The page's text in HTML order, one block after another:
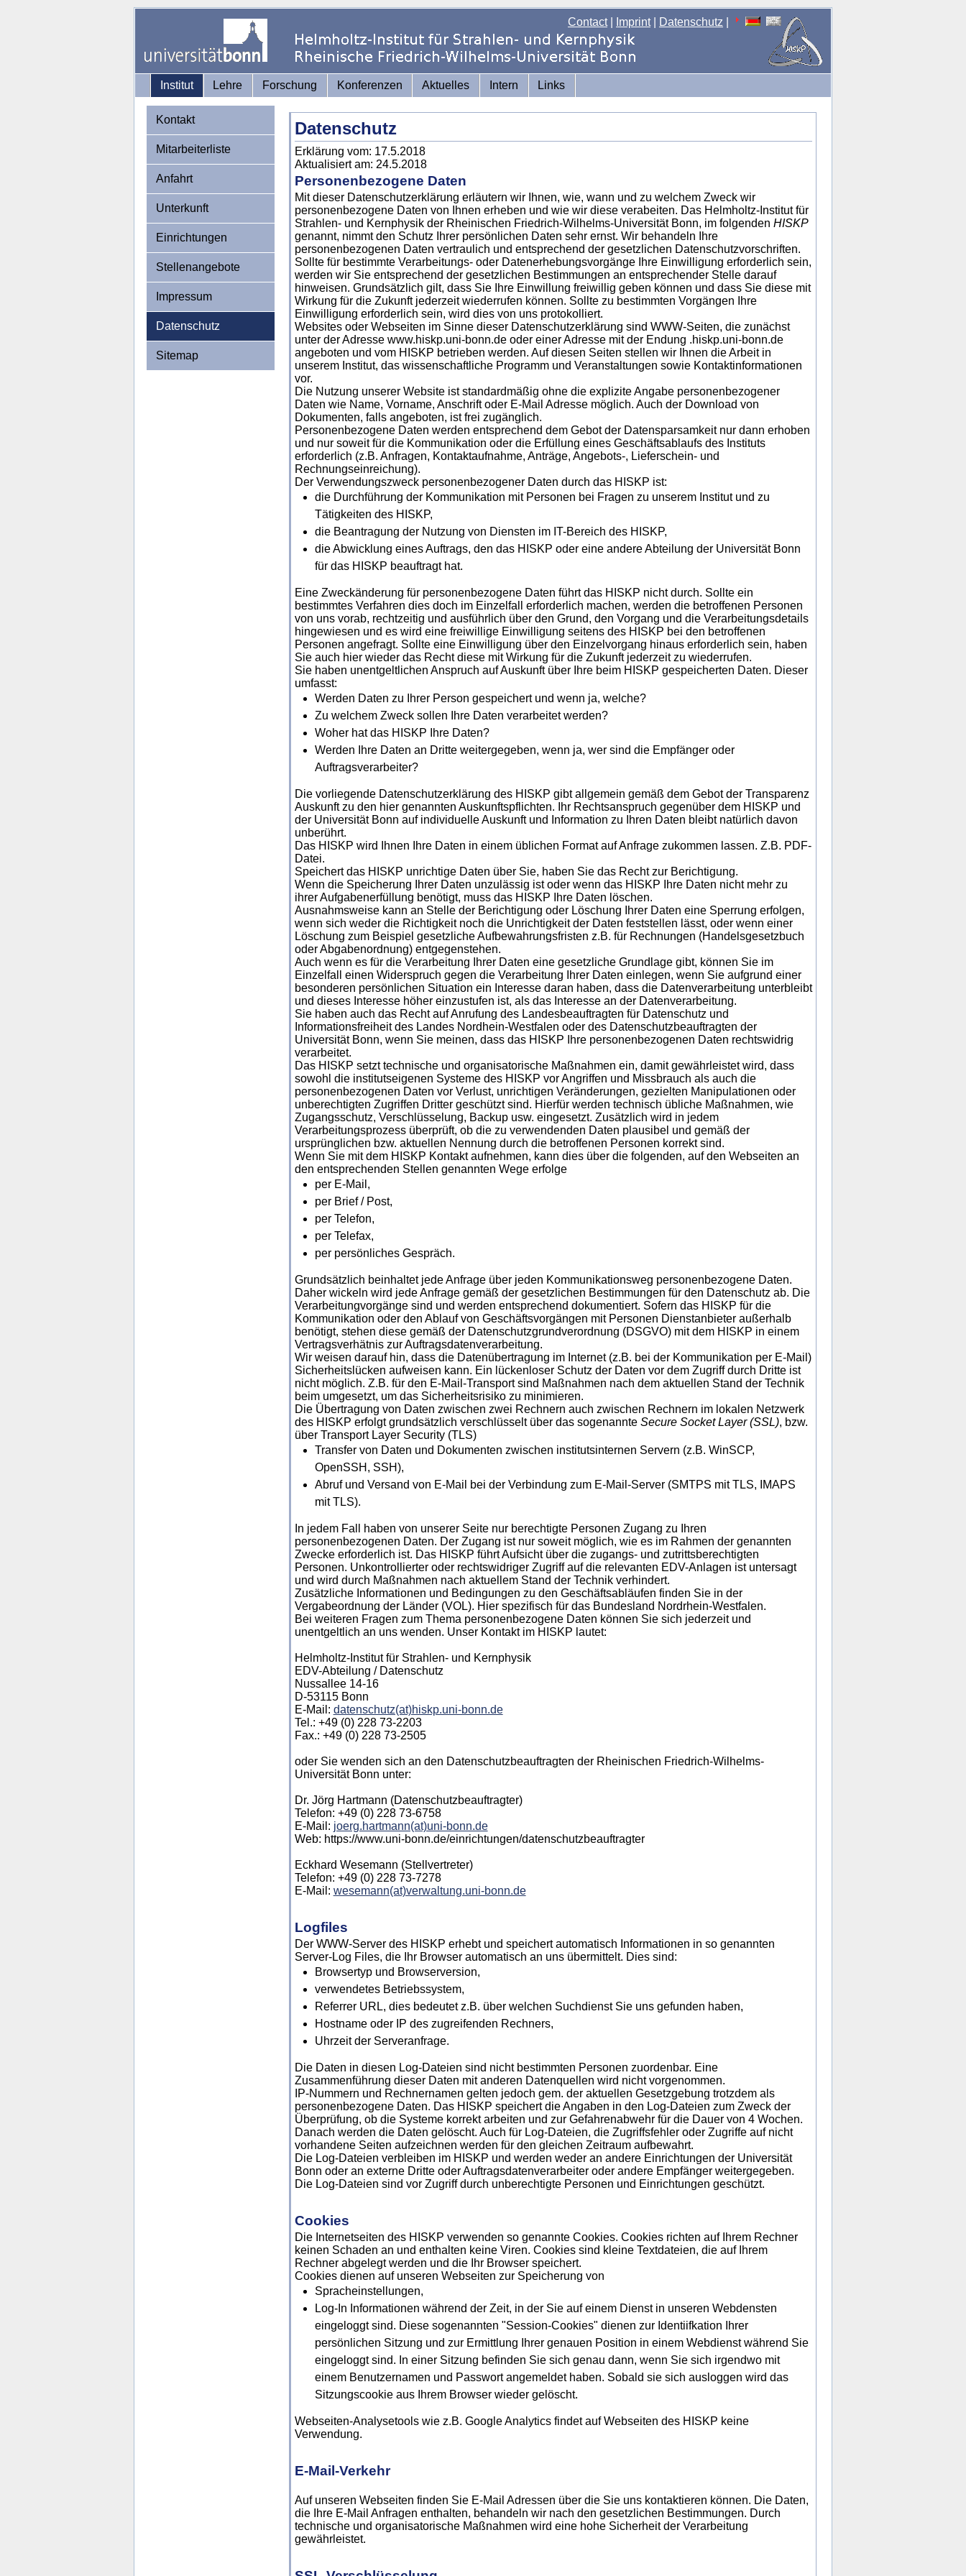
Contact| Imprint| Datenschutz
Institut Lehre Forschung Konferenzen Aktuelles Intern Links
Kontakt
Mitarbeiterliste
Anfahrt
Unterkunft
Einrichtungen
Stellenangebote
Impressum
Datenschutz
Sitemap
Datenschutz
Erklärung vom: 17.5.2018
Aktualisiert am: 24.5.2018
Personenbezogene Daten
Mit dieser Datenschutzerklärung erläutern wir Ihnen, wie, wann und zu welchem Zweck wir
personenbezogene Daten von Ihnen erheben und wie wir diese verabeiten. Das Helmholtz-Institut für
Strahlen- und Kernphysik der Rheinischen Friedrich-Wilhelms-Universität Bonn, im folgenden HISKP
genannt, nimmt den Schutz Ihrer persönlichen Daten sehr ernst. Wir behandeln Ihre
personenbezogenen Daten vertraulich und entsprechend der gesetzlichen Datenschutzvorschriften.
Sollte für bestimmte Verarbeitungs- oder Datenerhebungsvorgänge Ihre Einwilligung erforderlich sein,
werden wir Sie entsprechend der gesetzlichen Bestimmungen an entsprechender Stelle darauf
hinweisen. Grundsätzlich gilt, dass Sie Ihre Einwillung freiwillig geben können und dass Sie diese mit
Wirkung für die Zukunft jederzeit wiederrufen können. Sollte zu bestimmten Vorgängen Ihre
Einwilligung erforderlich sein, wird dies von uns protokolliert.
Websites oder Webseiten im Sinne dieser Datenschutzerklärung sind WWW-Seiten, die zunächst
unter der Adresse www.hiskp.uni-bonn.de oder einer Adresse mit der Endung .hiskp.uni-bonn.de
angeboten und vom HISKP betrieben werden. Auf diesen Seiten stellen wir Ihnen die Arbeit in
unserem Institut, das wissenschaftliche Programm und Veranstaltungen sowie Kontaktinformationen
vor.
Die Nutzung unserer Website ist standardmäßig ohne die explizite Angabe personenbezogener
Daten wie Name, Vorname, Anschrift oder E-Mail Adresse möglich. Auch der Download von
Dokumenten, falls angeboten, ist frei zugänglich.
Personenbezogene Daten werden entsprechend dem Gebot der Datensparsamkeit nur dann erhoben
und nur soweit für die Kommunikation oder die Erfüllung eines Geschäftsablaufs des Instituts
erforderlich (z.B. Anfragen, Kontaktaufnahme, Anträge, Angebots-, Lieferschein- und
Rechnungseinreichung).
Der Verwendungszweck personenbezogener Daten durch das HISKP ist:
die Durchführung der Kommunikation mit Personen bei Fragen zu unserem Institut und zu
Tätigkeiten des HISKP,
die Beantragung der Nutzung von Diensten im IT-Bereich des HISKP,
die Abwicklung eines Auftrags, den das HISKP oder eine andere Abteilung der Universität Bonn
für das HISKP beauftragt hat.
Eine Zweckänderung für personenbezogene Daten führt das HISKP nicht durch. Sollte ein
bestimmtes Verfahren dies doch im Einzelfall erforderlich machen, werden die betroffenen Personen
von uns vorab, rechtzeitig und ausführlich über den Grund, den Vorgang und die Verarbeitungsdetails
hingewiesen und es wird eine freiwillige Einwilligung seitens des HISKP bei den betroffenen
Personen angefragt. Sollte eine Einwilligung über den Einzelvorgang hinaus erforderlich sein, haben
Sie auch hier wieder das Recht diese mit Wirkung für die Zukunft jederzeit zu wiederrufen.
Sie haben unentgeltlichen Anspruch auf Auskunft über Ihre beim HISKP gespeicherten Daten. Dieser
umfasst:
Werden Daten zu Ihrer Person gespeichert und wenn ja, welche?
Zu welchem Zweck sollen Ihre Daten verarbeitet werden?
Woher hat das HISKP Ihre Daten?
Werden Ihre Daten an Dritte weitergegeben, wenn ja, wer sind die Empfänger oder
Auftragsverarbeiter?
Die vorliegende Datenschutzerklärung des HISKP gibt allgemein gemäß dem Gebot der Transparenz
Auskunft zu den hier genannten Auskunftspflichten. Ihr Rechtsanspruch gegenüber dem HISKP und
der Universität Bonn auf individuelle Auskunft und Information zu Ihren Daten bleibt natürlich davon
unberührt.
Das HISKP wird Ihnen Ihre Daten in einem üblichen Format auf Anfrage zukommen lassen. Z.B. PDF-
Datei.
Speichert das HISKP unrichtige Daten über Sie, haben Sie das Recht zur Berichtigung.
Wenn die Speicherung Ihrer Daten unzulässig ist oder wenn das HISKP Ihre Daten nicht mehr zu
ihrer Aufgabenerfüllung benötigt, muss das HISKP Ihre Daten löschen.
Ausnahmsweise kann an Stelle der Berichtigung oder Löschung Ihrer Daten eine Sperrung erfolgen,
wenn sich weder die Richtigkeit noch die Unrichtigkeit der Daten feststellen lässt, oder wenn einer
Löschung zum Beispiel gesetzliche Aufbewahrungsfristen z.B. für Rechnungen (Handelsgesetzbuch
oder Abgabenordnung) entgegenstehen.
Auch wenn es für die Verarbeitung Ihrer Daten eine gesetzliche Grundlage gibt, können Sie im
Einzelfall einen Widerspruch gegen die Verarbeitung Ihrer Daten einlegen, wenn Sie aufgrund einer
besonderen persönlichen Situation ein Interesse daran haben, dass die Datenverarbeitung unterbleibt
und dieses Interesse höher einzustufen ist, als das Interesse an der Datenverarbeitung.
Sie haben auch das Recht auf Anrufung des Landesbeauftragten für Datenschutz und
Informationsfreiheit des Landes Nordhein-Westfalen oder des Datenschutzbeauftragten der
Universität Bonn, wenn Sie meinen, dass das HISKP Ihre personenbezogenen Daten rechtswidrig
verarbeitet.
Das HISKP setzt technische und organisatorische Maßnahmen ein, damit gewährleistet wird, dass
sowohl die institutseigenen Systeme des HISKP vor Angriffen und Missbrauch als auch die
personenbezogenen Daten vor Verlust, unrichtigen Veränderungen, gezielten Manipulationen oder
unberechtigten Zugriffen Dritter geschützt sind. Hierfür werden technisch übliche Maßnahmen, wie
Zugangsschutz, Verschlüsselung, Backup usw. eingesetzt. Zusätzlich wird in jedem
Verarbeitungsprozess überprüft, ob die zu verwendenden Daten plausibel und gemäß der
ursprünglichen bzw. aktuellen Nennung durch die betroffenen Personen korrekt sind.
Wenn Sie mit dem HISKP Kontakt aufnehmen, kann dies über die folgenden, auf den Webseiten an
den entsprechenden Stellen genannten Wege erfolge
per E-Mail,
per Brief / Post,
per Telefon,
per Telefax,
per persönliches Gespräch.
Grundsätzlich beinhaltet jede Anfrage über jeden Kommunikationsweg personenbezogene Daten.
Daher wickeln wird jede Anfrage gemäß der gesetzlichen Bestimmungen für den Datenschutz ab. Die
Verarbeitungvorgänge sind und werden entsprechend dokumentiert. Sofern das HISKP für die
Kommunikation oder den Ablauf von Geschäftsvorgängen mit Personen Dienstanbieter außerhalb
benötigt, stehen diese gemäß der Datenschutzgrundverordnung (DSGVO) mit dem HISKP in einem
Vertragsverhätnis zur Auftragsdatenverarbeitung.
Wir weisen darauf hin, dass die Datenübertragung im Internet (z.B. bei der Kommunikation per E-Mail)
Sicherheitslücken aufweisen kann. Ein lückenloser Schutz der Daten vor dem Zugriff durch Dritte ist
nicht möglich. Z.B. für den E-Mail-Transport sind Maßnahmen nach dem aktuellen Stand der Technik
beim umgesetzt, um das Sicherheitsrisiko zu minimieren.
Die Übertragung von Daten zwischen zwei Rechnern auch zwischen Rechnern im lokalen Netzwerk
des HISKP erfolgt grundsätzlich verschlüsselt über das sogenannte Secure Socket Layer (SSL), bzw.
über Transport Layer Security (TLS)
Transfer von Daten und Dokumenten zwischen institutsinternen Servern (z.B. WinSCP,
OpenSSH, SSH),
Abruf und Versand von E-Mail bei der Verbindung zum E-Mail-Server (SMTPS mit TLS, IMAPS
mit TLS).
In jedem Fall haben von unserer Seite nur berechtigte Personen Zugang zu Ihren
personenbezogenen Daten. Der Zugang ist nur soweit möglich, wie es im Rahmen der genannten
Zwecke erforderlich ist. Das HISKP führt Aufsicht über die zugangs- und zutrittsberechtigten
Personen. Unkontrollierter oder rechtswidriger Zugriff auf die relevanten EDV-Anlagen ist untersagt
und wird durch Maßnahmen nach aktuellem Stand der Technik verhindert.
Zusätzliche Informationen und Bedingungen zu den Geschäftsabläufen finden Sie in der
Vergabeordnung der Länder (VOL). Hier spezifisch für das Bundesland Nordrhein-Westfalen.
Bei weiteren Fragen zum Thema personenbezogene Daten können Sie sich jederzeit und
unentgeltlich an uns wenden. Unser Kontakt im HISKP lautet:
Helmholtz-Institut für Strahlen- und Kernphysik
EDV-Abteilung / Datenschutz
Nussallee 14-16
D-53115 Bonn
E-Mail: datenschutz(at)hiskp.uni-bonn.de
Tel.: +49 (0) 228 73-2203
Fax.: +49 (0) 228 73-2505
oder Sie wenden sich an den Datenschutzbeauftragten der Rheinischen Friedrich-Wilhelms-
Universität Bonn unter:
Dr. Jörg Hartmann (Datenschutzbeauftragter)
Telefon: +49 (0) 228 73-6758
E-Mail: joerg.hartmann(at)uni-bonn.de
Web: https://www.uni-bonn.de/einrichtungen/datenschutzbeauftragter
Eckhard Wesemann (Stellvertreter)
Telefon: +49 (0) 228 73-7278
E-Mail: wesemann(at)verwaltung.uni-bonn.de
Logfiles
Der WWW-Server des HISKP erhebt und speichert automatisch Informationen in so genannten
Server-Log Files, die Ihr Browser automatisch an uns übermittelt. Dies sind:
Browsertyp und Browserversion,
verwendetes Betriebssystem,
Referrer URL, dies bedeutet z.B. über welchen Suchdienst Sie uns gefunden haben,
Hostname oder IP des zugreifenden Rechners,
Uhrzeit der Serveranfrage.
Die Daten in diesen Log-Dateien sind nicht bestimmten Personen zuordenbar. Eine
Zusammenführung dieser Daten mit anderen Datenquellen wird nicht vorgenommen.
IP-Nummern und Rechnernamen gelten jedoch gem. der aktuellen Gesetzgebung trotzdem als
personenbezogene Daten. Das HISKP speichert die Angaben in den Log-Dateien zum Zweck der
Überprüfung, ob die Systeme korrekt arbeiten und zur Gefahrenabwehr für die Dauer von 4 Wochen.
Danach werden die Daten gelöscht. Auch für Log-Dateien, die Zugriffsfehler oder Zugriffe auf nicht
vorhandene Seiten aufzeichnen werden für den gleichen Zeitraum aufbewahrt.
Die Log-Dateien verbleiben im HISKP und werden weder an andere Einrichtungen der Universität
Bonn oder an externe Dritte oder Auftragsdatenverarbeiter oder andere Empfänger weitergegeben.
Die Log-Dateien sind vor Zugriff durch unberechtigte Personen und Einrichtungen geschützt.
Cookies
Die Internetseiten des HISKP verwenden so genannte Cookies. Cookies richten auf Ihrem Rechner
keinen Schaden an und enthalten keine Viren. Cookies sind kleine Textdateien, die auf Ihrem
Rechner abgelegt werden und die Ihr Browser speichert.
Cookies dienen auf unseren Webseiten zur Speicherung von
Spracheinstellungen,
Log-In Informationen während der Zeit, in der Sie auf einem Dienst in unseren Webdensten
eingeloggt sind. Diese sogenannten "Session-Cookies" dienen zur Identiifkation Ihrer
persönlichen Sitzung und zur Ermittlung Ihrer genauen Position in einem Webdienst während Sie
eingeloggt sind. In einer Sitzung befinden Sie sich genau dann, wenn Sie sich irgendwo mit
einem Benutzernamen und Passwort angemeldet haben. Sobald sie sich ausloggen wird das
Sitzungscookie aus Ihrem Browser wieder gelöscht.
Webseiten-Analysetools wie z.B. Google Analytics findet auf Webseiten des HISKP keine
Verwendung.
E-Mail-Verkehr
Auf unseren Webseiten finden Sie E-Mail Adressen über die Sie uns kontaktieren können. Die Daten,
die Ihre E-Mail Anfragen enthalten, behandeln wir nach den gesetzlichen Bestimmungen. Durch
technische und organisatorische Maßnahmen wird eine hohe Sicherheit der Verarbeitung
gewährleistet.